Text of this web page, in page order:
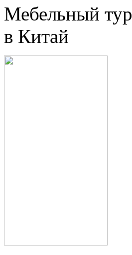
Мебельный тур
в Китай